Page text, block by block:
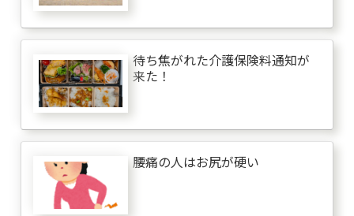
待ち焦がれた介護保険料通知が
来た！
腰痛の人はお尻が硬い